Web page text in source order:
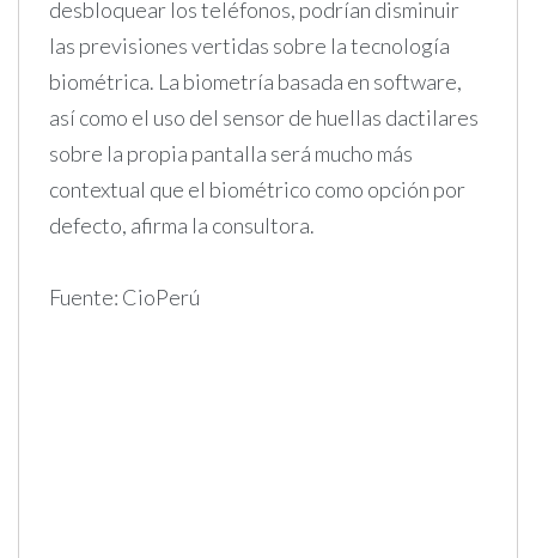
desbloquear los teléfonos, podrían disminuir
las previsiones vertidas sobre la tecnología
biométrica. La biometría basada en software,
así como el uso del sensor de huellas dactilares
sobre la propia pantalla será mucho más
contextual que el biométrico como opción por
defecto, afirma la consultora.
Fuente: CioPerú